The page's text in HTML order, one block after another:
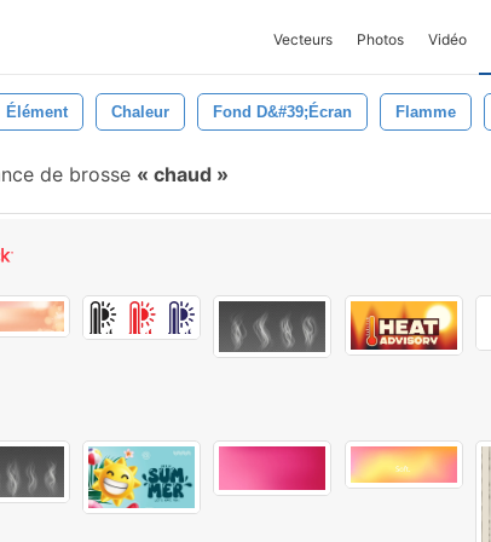
Vecteurs Photos Vidéo
Élément Chaleur Fond D&#39;écran Flamme
de brosse chaud